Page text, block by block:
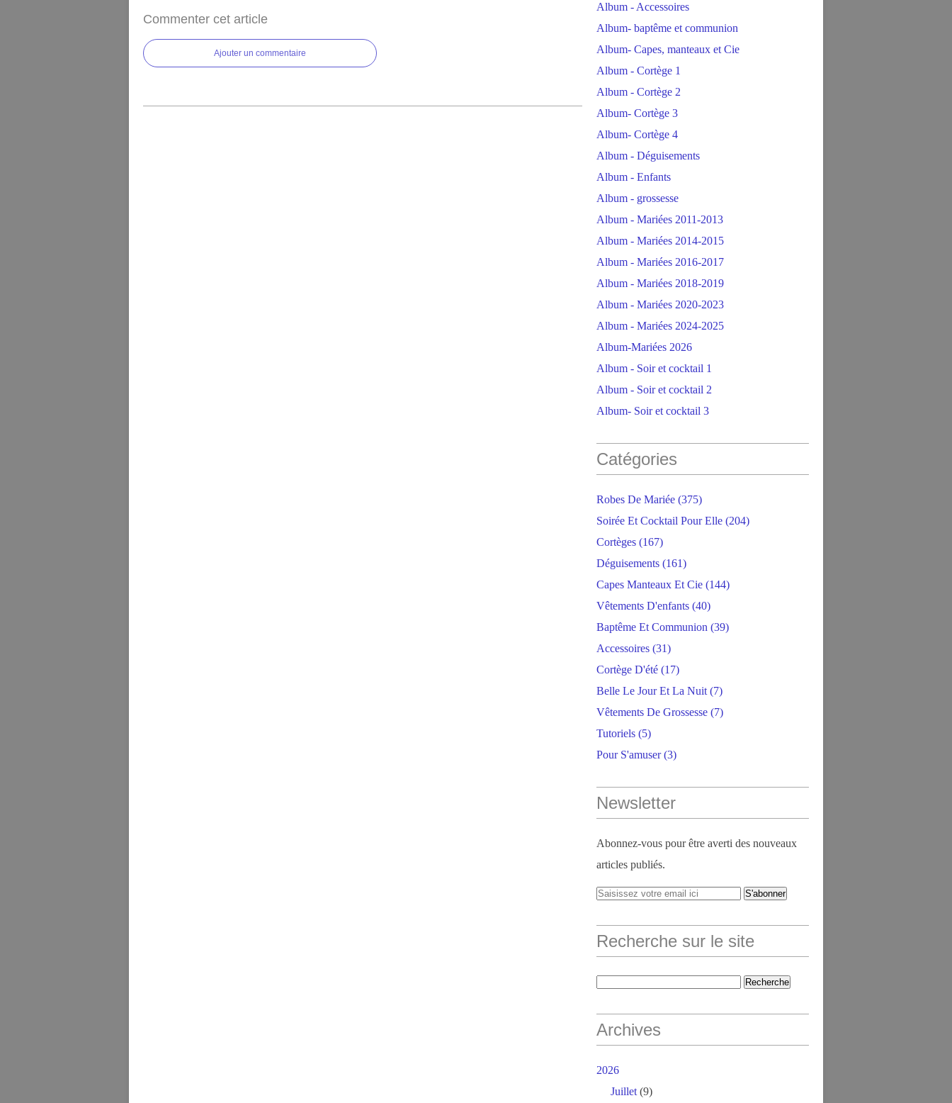
Commenter cet article
Ajouter un commentaire
Album - Accessoires
Album- baptême et communion
Album- Capes, manteaux et Cie
Album - Cortège 1
Album - Cortège 2
Album- Cortège 3
Album- Cortège 4
Album - Déguisements
Album - Enfants
Album - grossesse
Album - Mariées 2011-2013
Album - Mariées 2014-2015
Album - Mariées 2016-2017
Album - Mariées 2018-2019
Album - Mariées 2020-2023
Album - Mariées 2024-2025
Album-Mariées 2026
Album - Soir et cocktail 1
Album - Soir et cocktail 2
Album- Soir et cocktail 3
Catégories
Robes De Mariée (375)
Soirée Et Cocktail Pour Elle (204)
Cortèges (167)
Déguisements (161)
Capes Manteaux Et Cie (144)
Vêtements D'enfants (40)
Baptême Et Communion (39)
Accessoires (31)
Cortège D'été (17)
Belle Le Jour Et La Nuit (7)
Vêtements De Grossesse (7)
Tutoriels (5)
Pour S'amuser(3)
Newsletter
Abonnez-vous pour être averti des nouveaux
articles publiés.
Recherche sur le site
Archives
2026
Juillet (9)